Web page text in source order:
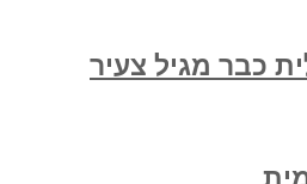
כבר מגיל צעיר